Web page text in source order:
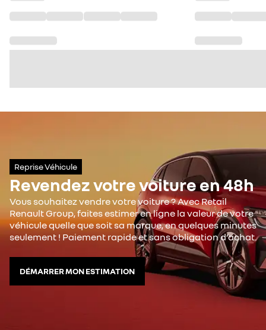
Reprise Véhicule
Revendez votre voiture en 48h
Vous souhaitez vendre votre voiture ? Avec Retail
Renault Group, faites estimer en ligne la valeur de votre
véhicule quelle que soit sa marque, en quelques minutes
seulement ! Paiement rapide et sans obligation d’achat.
DÉMARRER MON ESTIMATION